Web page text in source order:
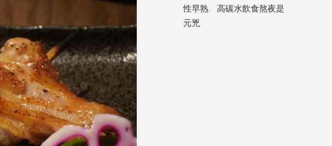
性早熟 高碳水飲食熬夜是
元兇